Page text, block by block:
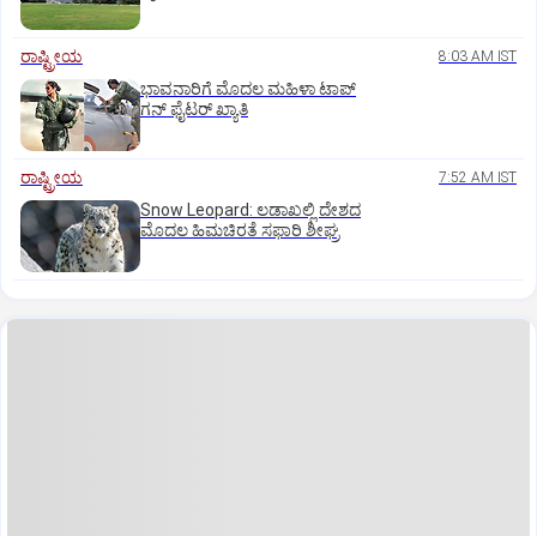
ರಾಷ್ಟ್ರೀಯ 8:03 AM IST
ಭಾವನಾರಿಗೆ ಮೊದಲ ಮಹಿಳಾ ಟಾಪ್‌
ಗನ್‌ ಫೈಟರ್‌ ಖ್ಯಾತಿ
ರಾಷ್ಟ್ರೀಯ 7:52 AM IST
Snow Leopard: ಲಡಾಖಲ್ಲಿ ದೇಶದ
ಮೊದಲ ಹಿಮಚಿರತೆ ಸಫಾರಿ ಶೀಘ್ರ